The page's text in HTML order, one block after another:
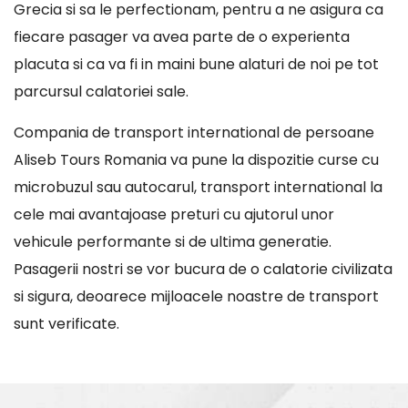
Grecia si sa le perfectionam, pentru a ne asigura ca
fiecare pasager va avea parte de o experienta
placuta si ca va fi in maini bune alaturi de noi pe tot
parcursul calatoriei sale.
Compania de transport international de persoane
Aliseb Tours Romania va pune la dispozitie curse cu
microbuzul sau autocarul, transport international la
cele mai avantajoase preturi cu ajutorul unor
vehicule performante si de ultima generatie.
Pasagerii nostri se vor bucura de o calatorie civilizata
si sigura, deoarece mijloacele noastre de transport
sunt verificate.